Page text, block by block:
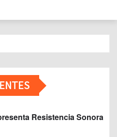
Resistencia Sonora